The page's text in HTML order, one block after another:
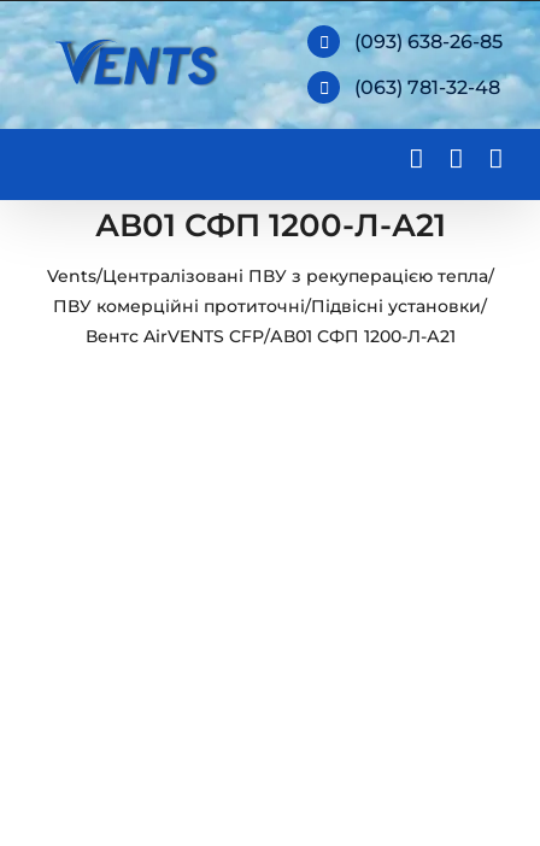
Skip
to
content
(093) 638-26-85
(063) 781-32-48
АВ01 СФП 1200-Л-А21
Vents/Централізовані ПВУ з рекуперацією тепла/
ПВУ комерційні протиточні/Підвісні установки/
Вентс AirVENTS CFP/АВ01 СФП 1200-Л-А21